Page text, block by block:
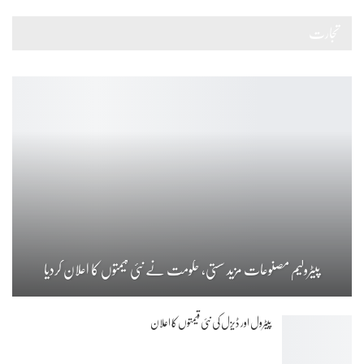
پیٹرولیم مصنوعات مزید سستی، حکومت نے نئی قیمتوں کا اعلان کردیا
پیٹرول اور ڈیزل کی نئی قیمتوں کا اعلان